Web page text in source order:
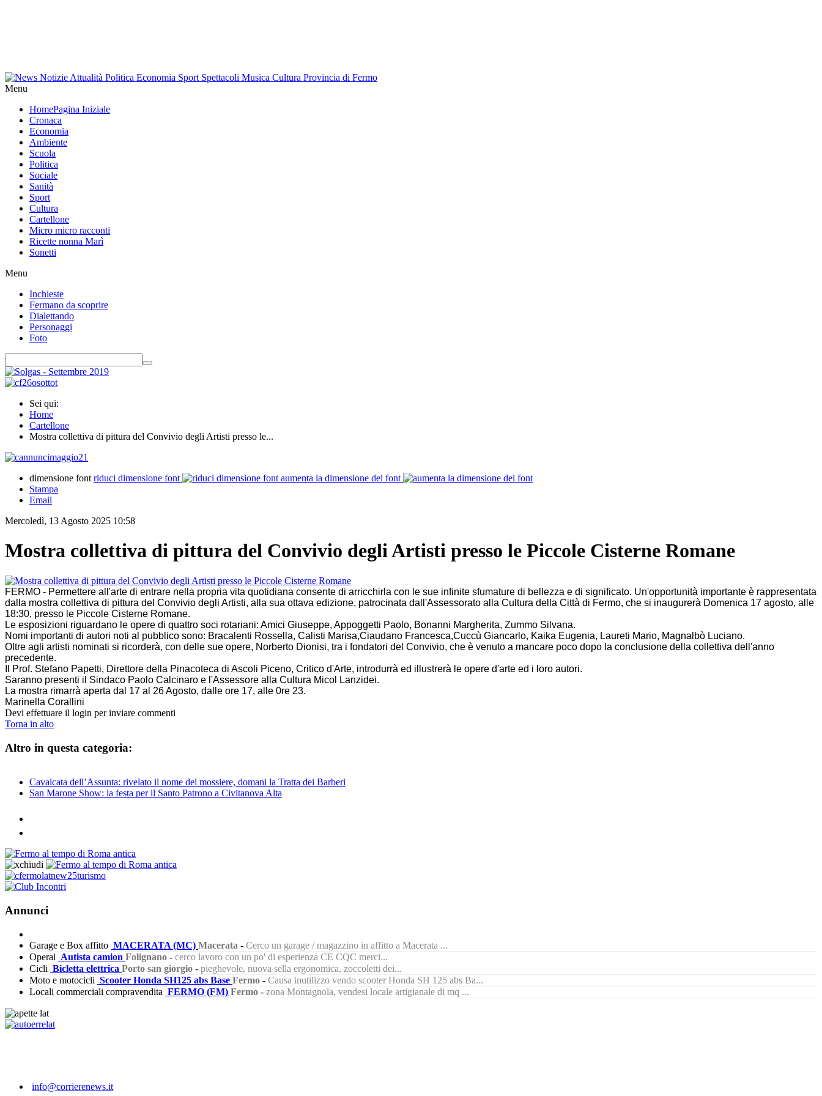
Menu
HomePagina Iniziale
Cronaca
Economia
Ambiente
Scuola
Politica
Sociale
Sanità
Sport
Cultura
Cartellone
Micro micro racconti
Ricette nonna Marì
Sonetti
Menu
Inchieste
Fermano da scoprire
Dialettando
Personaggi
Foto
Sei qui:
Home
Cartellone
Mostra collettiva di pittura del Convivio degli Artisti presso le...
dimensione font riduci dimensione font
aumenta la dimensione del font
Stampa
Email
Mercoledì, 13 Agosto 2025 10:58
Mostra collettiva di pittura del Convivio degli Artisti presso le Piccole Cisterne Romane
FERMO - Permettere all'arte di entrare nella propria vita quotidiana consente di arricchirla con le sue infinite sfumature di bellezza e di significato. Un'opportunità importante è rappresentata
dalla mostra collettiva di pittura del Convivio degli Artisti, alla sua ottava edizione, patrocinata dall'Assessorato alla Cultura della Città di Fermo, che si inaugurerà Domenica 17 agosto, alle
18:30, presso le Piccole Cisterne Romane.
Le esposizioni riguardano le opere di quattro soci rotariani: Amici Giuseppe, Appoggetti Paolo, Bonanni Margherita, Zummo Silvana.
Nomi importanti di autori noti al pubblico sono: Bracalenti Rossella, Calisti Marisa,Ciaudano Francesca,Cuccù Giancarlo, Kaika Eugenia, Laureti Mario, Magnalbò Luciano.
Oltre agli artisti nominati si ricorderà, con delle sue opere, Norberto Dionisi, tra i fondatori del Convivio, che è venuto a mancare poco dopo la conclusione della collettiva dell'anno
precedente.
Il Prof. Stefano Papetti, Direttore della Pinacoteca di Ascoli Piceno, Critico d'Arte, introdurrà ed illustrerà le opere d'arte ed i loro autori.
Saranno presenti il Sindaco Paolo Calcinaro e l'Assessore alla Cultura Micol Lanzidei.
La mostra rimarrà aperta dal 17 al 26 Agosto, dalle ore 17, alle 0re 23.
Marinella Corallini
Devi effettuare il login per inviare commenti
Torna in alto
Altro in questa categoria:
Cavalcata dell’Assunta: rivelato il nome del mossiere, domani la Tratta dei Barberi
San Marone Show: la festa per il Santo Patrono a Civitanova Alta
Annunci
Garage e Box affitto MACERATA (MC) Macerata - Cerco un garage / magazzino in affitto a Macerata ...
Operai Autista camion Folignano - cerco lavoro con un po' di esperienza CE CQC merci...
Cicli Bicletta elettrica Porto san giorgio - pieghevole, nuova sella ergonomica, zoccoletti dei...
Moto e motocicli Scooter Honda SH125 abs Base Fermo - Causa inutilizzo vendo scooter Honda SH 125 abs Ba...
Locali commerciali compravendita FERMO (FM) Fermo - zona Montagnola, vendesi locale artigianale di mq ...
info@corrierenews.it